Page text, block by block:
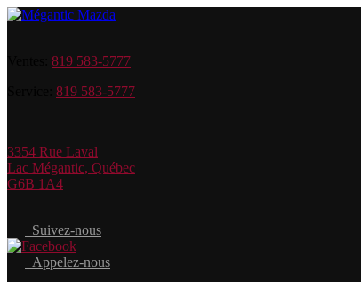
819 583-5777
819 583-5777
3354 Rue Laval
Lac Mégantic, Québec
G6B 1A4
Suivez-nous
Appelez-nous